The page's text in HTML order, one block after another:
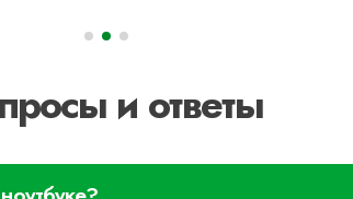
и ответы